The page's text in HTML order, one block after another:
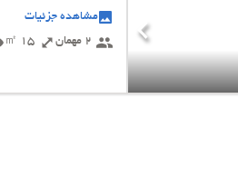
مشاهده جزئیات
2 مهمان
15 ㎡